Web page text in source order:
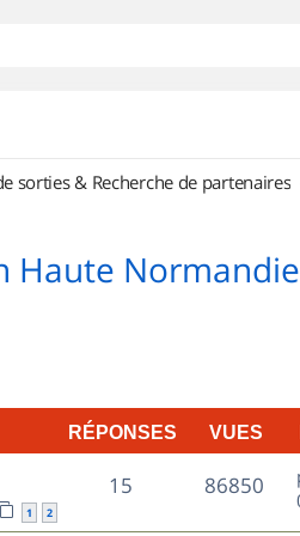
sorties & Recherche de partenaires
Haute Normandie
RÉPONSES VUES
1 2
15R
é
86850V
u